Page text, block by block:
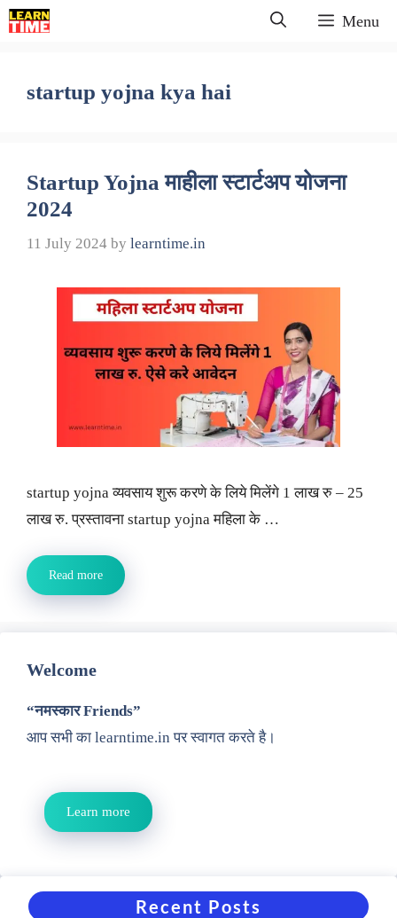
Skip
to
Menu
startup yojna kya hai
Startup Yojna माहीला स्टार्टअप योजना
2024
11 July 2024 by learntime.in
startup yojna व्यवसाय शुरू करणे के लिये मिलेंगे 1 लाख रु – 25
लाख रु. प्रस्तावना startup yojna महिला के …
Read more
Welcome
“नमस्कार Friends”
आप सभी का learntime.in पर स्वागत करते है।
Learn more
Recent Posts